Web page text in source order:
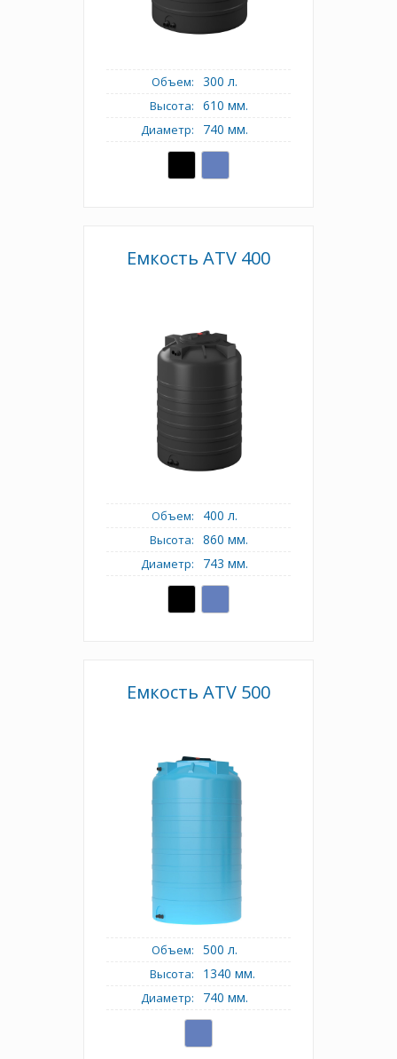
Объем: 300 л.
Высота: 610 мм.
Диаметр: 740 мм.
Емкость ATV 400
Объем: 400 л.
Высота: 860 мм.
Диаметр: 743 мм.
Емкость АТV 500
Объем: 500 л.
Высота: 1340 мм.
Диаметр: 740 мм.